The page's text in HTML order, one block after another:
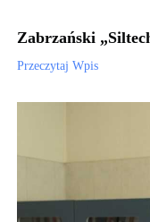
Zabrzański
Przeczytaj Wpis